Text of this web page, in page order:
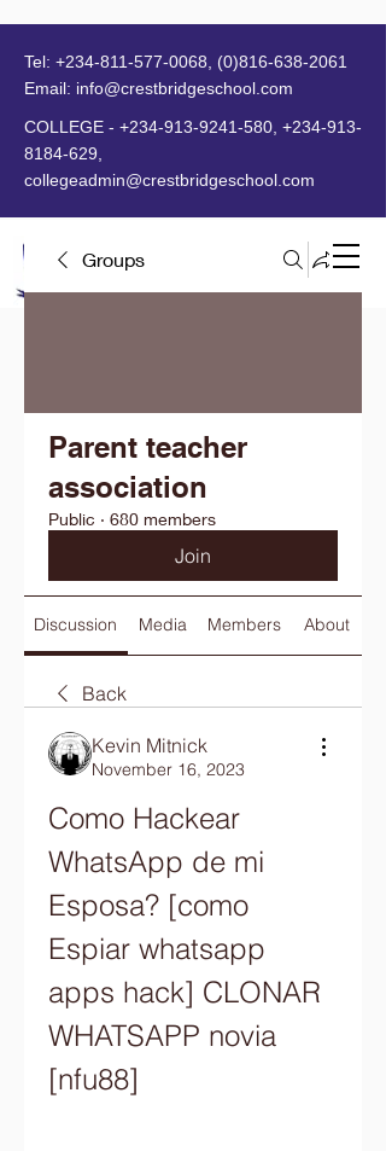
MENU
Tel: +234-811-577-0068
(0)816-638-2061
Email: info@crestbridgeschool.com
COLLEGE - +234-913-9241-580 +234-913-
8184-629
collegeadmin@crestbridgeschool.com
Groups
Parent teacher
association
Public · 680 members
Join
Discussion Media Members About
Back
Kevin Mitnick
November 16, 2023
Como Hackear
WhatsApp de mi
Esposa? [como
Espiar whatsapp
apps hack] CLONAR
WHATSAPP novia
[nfu88]